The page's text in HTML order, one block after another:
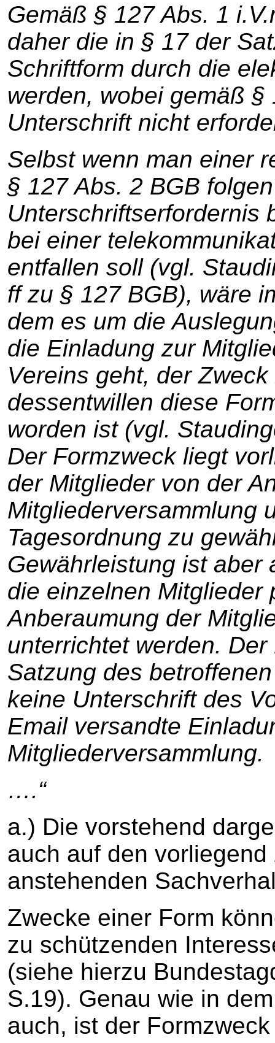
Gemäß § 127 Abs. 1
daher die in § 17 der
Schriftform durch die
werden, wobei gemäß
Unterschrift nicht
Selbst wenn man einer
§ 127 Abs. 2 BGB
Unterschriftserfordernis
bei einer
entfallen soll (vgl.
ff zu § 127 BGB), wäre
dem es um die
die Einladung zur
Vereins geht, der
dessentwillen diese
worden ist (vgl.
Der Formzweck liegt
der Mitglieder von der
Mitgliederversammlung
Tagesordnung zu
Gewährleistung ist aber
die einzelnen Mitglieder
Anberaumung der
unterrichtet werden.
Satzung des
keine Unterschrift des
Email versandte
Mitgliederversammlung.
….“
a.) Die vorstehend
auch auf den
anstehenden
Zwecke einer Form
zu schützenden
(siehe hierzu
S.19). Genau wie in
auch, ist der